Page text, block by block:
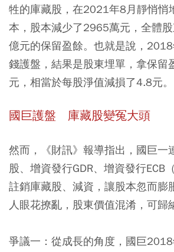
牲的庫藏股，在2021年8月靜悄悄
本，股本減少了2965萬元，全體
億元的保留盈餘。也就是說，
錢護盤，結果是股東埋單，拿保留
元，相當於每股淨值減損了4.8元。
國巨護盤 庫藏股變冤大頭
然而，《財訊》報導指出，國巨一
股、增資發行GDR、增資發行ECB
註銷庫藏股、減資，讓股本忽而膨
人眼花撩亂，股東價值混淆，可歸
爭議一： 從成長的角度，國巨